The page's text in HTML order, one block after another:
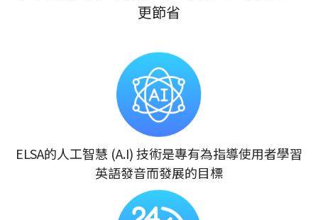
更節省
ELSA的人工智慧 (A.I) 技術是專有為指導使用者學習
英語發音而發展的目標